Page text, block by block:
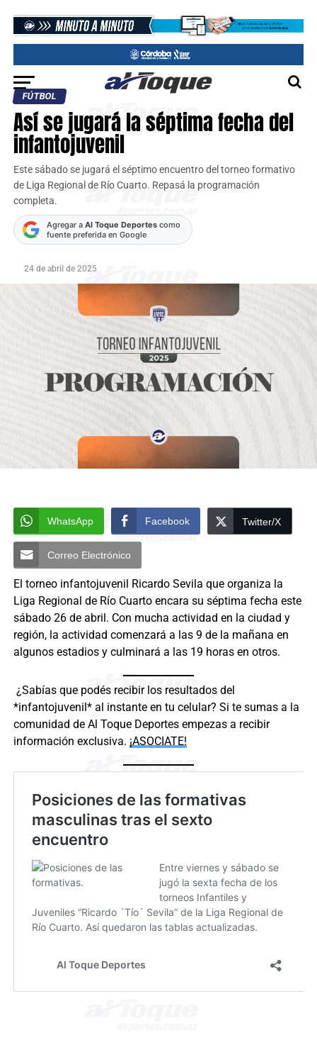
FÚTBOL
Así se jugará la séptima fecha del
infantojuvenil
Este sábado se jugará el séptimo encuentro del torneo formativo
de Liga Regional de Río Cuarto. Repasá la programación
completa.
Agregar a Al Toque Deportescomo
fuente preferida en Google
24 de abril de 2025
WhatsApp Facebook Twitter/X
Correo Electrónico
El torneo infantojuvenil Ricardo Sevila que organiza la
Liga Regional de Río Cuarto encara su séptima fecha este
sábado 26 de abril. Con mucha actividad en la ciudad y
región, la actividad comenzará a las 9 de la mañana en
algunos estadios y culminará a las 19 horas en otros.
¿Sabías que podés recibir los resultados del
*infantojuvenil* al instante en tu celular? Si te sumas a la
comunidad de Al Toque Deportes empezas a recibir
información exclusiva. ¡ASOCIATE!